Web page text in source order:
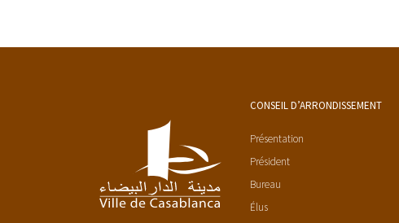
CONSEIL D’ARRONDISSEMENT
Présentation
Président
Bureau
Élus